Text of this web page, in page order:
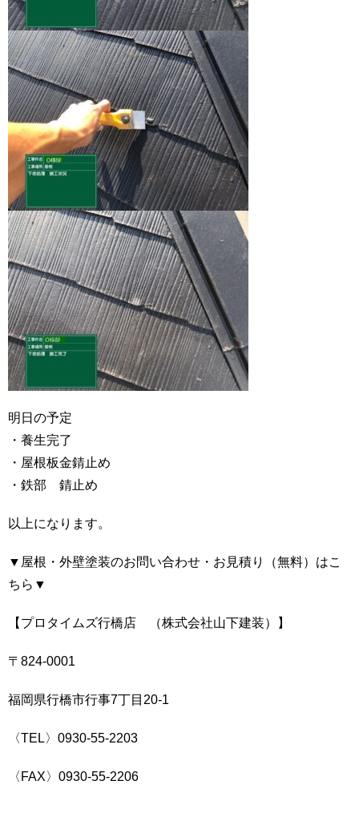
明日の予定
・養生完了
・屋根板金錆止め
・鉄部 錆止め
以上になります。
▼屋根・外壁塗装のお問い合わせ・お見積り（無料）はこ
ちら▼
【プロタイムズ行橋店 （株式会社山下建装）】
〒824-0001
福岡県行橋市行事7丁目20-1
〈TEL〉0930-55-2203
〈FAX〉0930-55-2206